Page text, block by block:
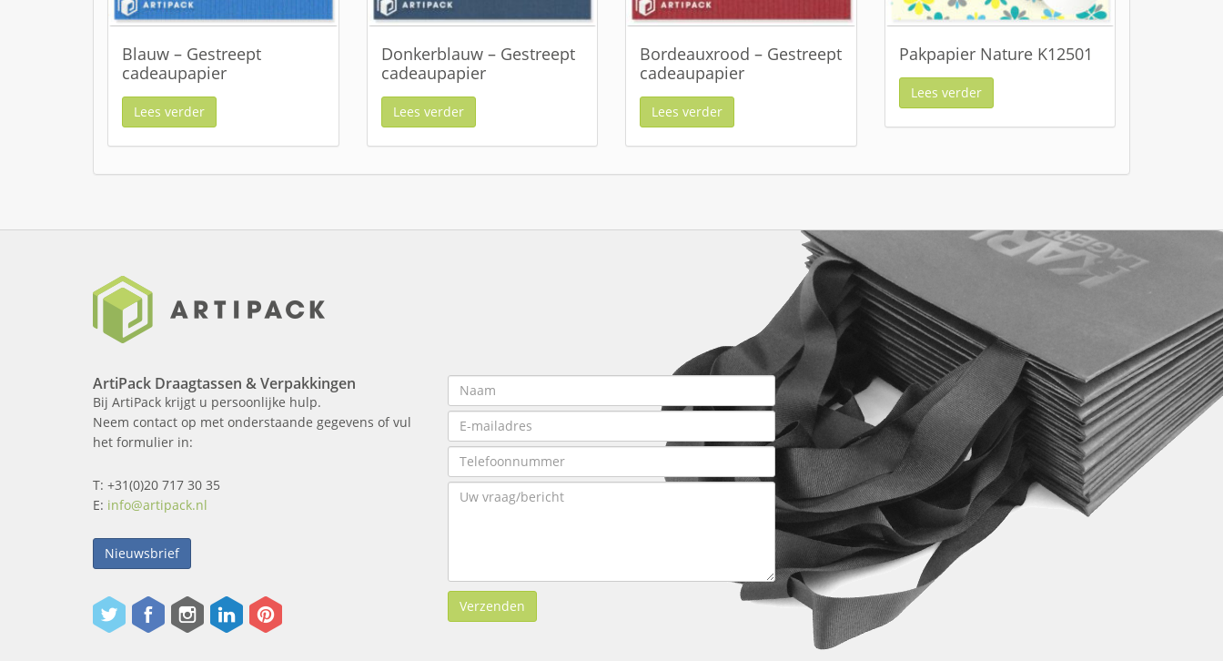
Blauw – Gestreept
cadeaupapier
Lees verder
Donkerblauw – Gestreept
cadeaupapier
Lees verder
Bordeauxrood – Gestreept
cadeaupapier
Lees verder
Pakpapier Nature K12501
Lees verder
ArtiPack Draagtassen & Verpakkingen
Bij ArtiPack krijgt u persoonlijke hulp.
Neem contact op met onderstaande gegevens of vul
het formulier in:
T: +31(0)20 717 30 35
E: info@artipack.nl
Nieuwsbrief
Verzenden